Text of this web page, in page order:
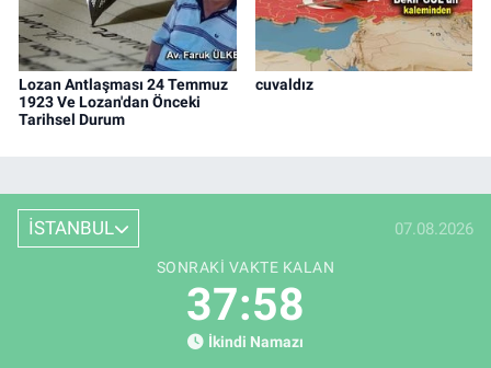
Lozan Antlaşması 24 Temmuz
1923 Ve Lozan'dan Önceki
Tarihsel Durum
cuvaldız
İSTANBUL 07.08.2026
SONRAKI VAKTE KALAN
37:57
İkindi Namazı